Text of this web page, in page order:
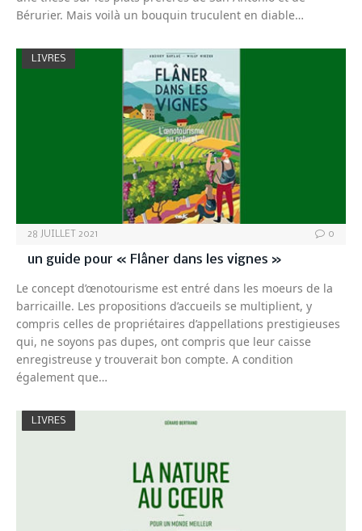
Bérurier. Mais voilà un bouquin truculent en diable…
LIVRES
28 JUILLET 2021 0
un guide pour « Flâner dans les vignes »
Le concept d’œnotourisme est entré dans les moeurs de la
barricaille. Les propositions d’accueils se multiplient, y
compris celles de propriétaires d’appellations prestigieuses
qui, ne soyons pas dupes, ont compris que leur caisse
enregistreuse y trouverait bon compte. A condition
également que…
LIVRES